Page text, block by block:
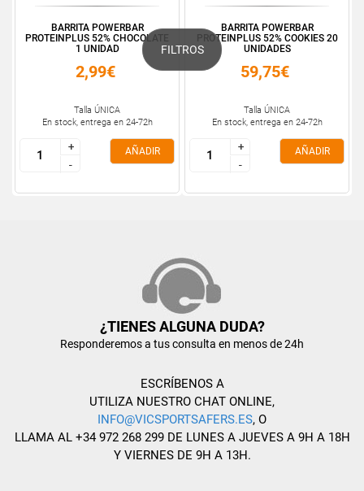
FILTROS
BARRITA POWERBAR
PROTEINPLUS 52% CHOCOLATE
1 UNIDAD
2,99€
Talla ÚNICA
En stock, entrega en 24-72h
+
-
+
-
AÑADIR
BARRITA POWERBAR
PROTEINPLUS 52% COOKIES 20
UNIDADES
59,75€
Talla ÚNICA
En stock, entrega en 24-72h
+
-
+
-
AÑADIR
¿TIENES ALGUNA DUDA?
Responderemos a tus consulta en menos de 24h
ESCRÍBENOS A
UTILIZA NUESTRO CHAT ONLINE,
INFO@VICSPORTSAFERS.ES, O
LLAMA AL +34 972 268 299 DE LUNES A JUEVES A 9H A 18H
Y VIERNES DE 9H A 13H.